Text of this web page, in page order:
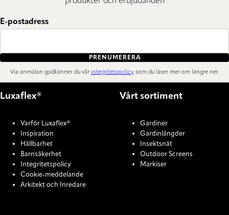
E-postadress
PRENUMERERA
Via anmälan godkänner du vår integritetspolicy, som du läser mer om längre ner.
Luxaflex®
Varför Luxaflex®
Inspiration
Hållbarhet
Barnsäkerhet
Integritetspolicy
Cookie-meddelande
Arkitekt och Inredare
Vårt sortiment
Gardiner
Gardinlängder
Insektsnät
Outdoor Screens
Markiser